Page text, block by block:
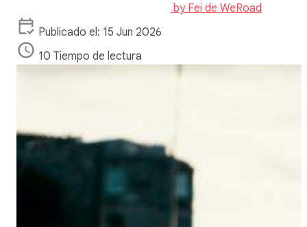
by Fei de WeRoad
Publicado el: 15 Jun 2026
10 Tiempo de lectura